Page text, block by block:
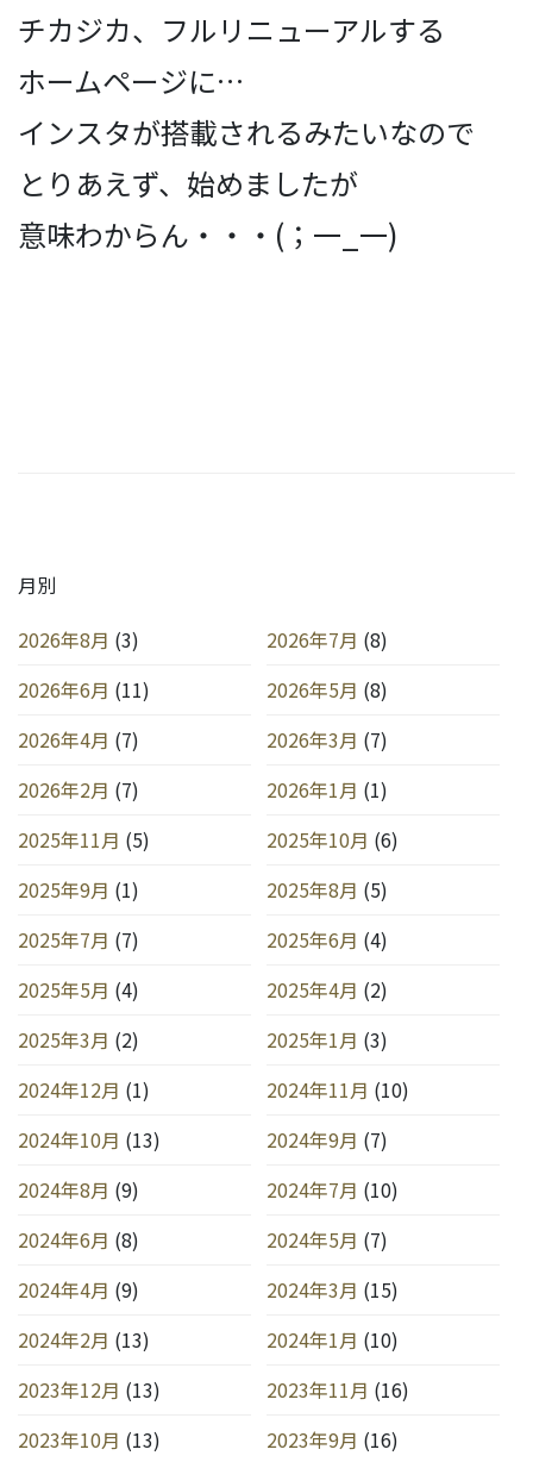
チカジカ、フルリニューアルする
ホームページに…
インスタが搭載されるみたいなので
とりあえず、始めましたが
意味わからん・・・(；一_一)
月別
2026年8月 (3) 2026年7月 (8)
2026年6月 (11) 2026年5月 (8)
2026年4月 (7) 2026年3月 (7)
2026年2月 (7) 2026年1月 (1)
2025年11月 (5) 2025年10月 (6)
2025年9月 (1) 2025年8月 (5)
2025年7月 (7) 2025年6月 (4)
2025年5月 (4) 2025年4月 (2)
2025年3月 (2) 2025年1月 (3)
2024年12月 (1) 2024年11月 (10)
2024年10月 (13) 2024年9月 (7)
2024年8月 (9) 2024年7月 (10)
2024年6月 (8) 2024年5月 (7)
2024年4月 (9) 2024年3月 (15)
2024年2月 (13) 2024年1月 (10)
2023年12月 (13) 2023年11月 (16)
2023年10月 (13) 2023年9月 (16)